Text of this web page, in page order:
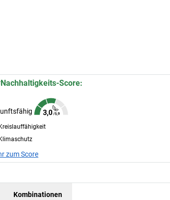
Nachhaltigkeits-Score:
zum Score
Kombinationen